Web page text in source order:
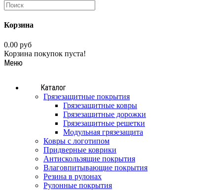
Корзина
0.00 руб
Корзина покупок пуста!
Меню
Каталог
Грязезащитные покрытия
Грязезащитные ковры
Грязезащитные дорожки
Грязезащитные решетки
Модульная грязезащита
Ковры с логотипом
Придверные коврики
Антискользящие покрытия
Влаговпитывающие покрытия
Резина в рулонах
Рулонные покрытия